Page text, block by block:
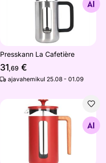
Otsi sarnaseid
Presskann La Cafetière
31,69 €
ajavahemikul 25.08 - 01.09
Presskann La Cafetière 1 L
Otsi sarnaseid